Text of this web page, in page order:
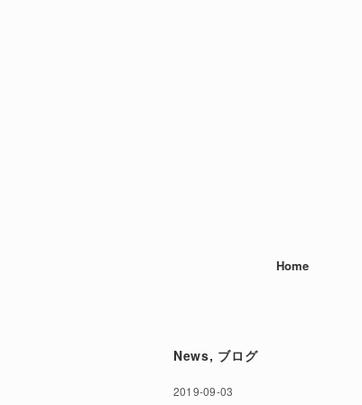
Home
News, ブログ
2019-09-03